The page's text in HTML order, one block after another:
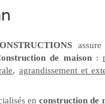
de maison:
, agrandissement et
enconstruction de